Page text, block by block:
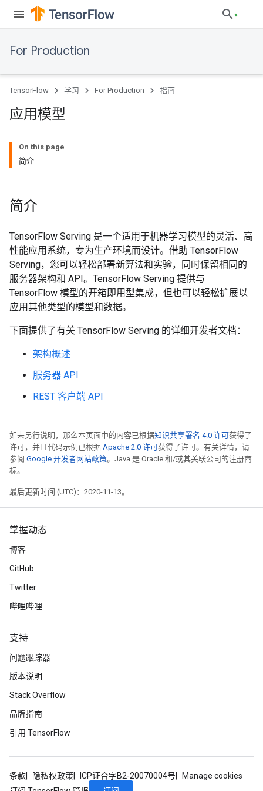
For Production
TensorFlow 学习 For Production 指南
应用模型
On this page
简介
简介
TensorFlow Serving 是一个适用于机器学习模型的灵活、高
性能应用系统，专为生产环境而设计。借助 TensorFlow
Serving，您可以轻松部署新算法和实验，同时保留相同的
服务器架构和 API。TensorFlow Serving 提供与
TensorFlow 模型的开箱即用型集成，但也可以轻松扩展以
应用其他类型的模型和数据。
下面提供了有关 TensorFlow Serving 的详细开发者文档：
架构概述
服务器 API
REST 客户端 API
如未另行说明，那么本页面中的内容已根据知识共享署名 4.0 许可获得了
许可，并且代码示例已根据 Apache 2.0 许可获得了许可。有关详情，请
参阅 Google 开发者网站政策。Java 是 Oracle 和/或其关联公司的注册商
标。
最后更新时间 (UTC)：2020-11-13。
掌握动态
博客
GitHub
Twitter
哔哩哔哩
支持
问题跟踪器
版本说明
Stack Overflow
品牌指南
引用 TensorFlow
条款 隐私权政策 ICP证合字B2-20070004号
Manage cookies